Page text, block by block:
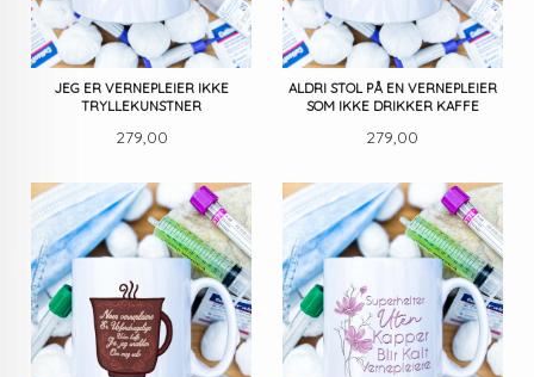
JEG ER VERNEPLEIER IKKE
TRYLLEKUNSTNER
Pris
279,00
ALDRI STOL PÅ EN VERNEPLEIER
SOM IKKE DRIKKER KAFFE
Pris
279,00